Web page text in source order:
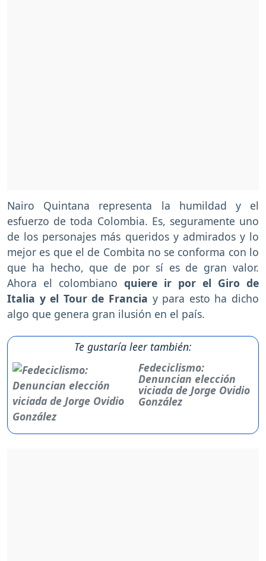
Nairo Quintana representa la humildad y el
esfuerzo de toda Colombia. Es, seguramente uno
de los personajes más queridos y admirados y lo
mejor es que el de Combita no se conforma con lo
que ha hecho, que de por sí es de gran valor.
Ahora el colombiano quiere ir por el Giro de
Italia y el Tour de Francia y para esto ha dicho
algo que genera gran ilusión en el país.
Te gustaría leer también:
Fedeciclismo:
Denuncian elección
viciada de Jorge Ovidio
González